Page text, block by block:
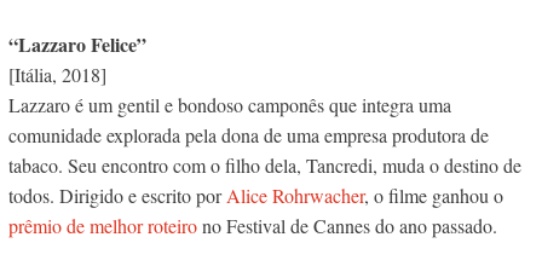
“Lazzaro Felice”
[Itália, 2018]
Lazzaro é um gentil e bondoso camponês que integra uma
comunidade explorada pela dona de uma empresa produtora de
tabaco. Seu encontro com o filho dela, Tancredi, muda o destino de
todos. Dirigido e escrito porAlice Rohrwacher, o filme ganhou o
prêmio de melhor roteirono Festival de Cannes do ano passado.